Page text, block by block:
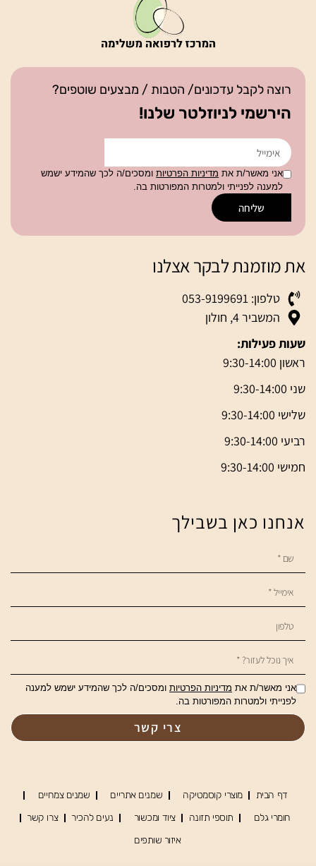
רוצה לקבל עדכונים/ הטבות / מבצעים שוטפים?
הירשמי לניוזלטר שלנו!
אני מאשר/ת את מדיניות הפרטיותומסכים/ה לכך שהמידע ישמש
למענה לפנייתי ולמטרות המפורטות בה.
שליחה
את מוזמנת לבקר אצלנו
טלפון: 053-9199691
המשביר 4, חולון
שעות פעילות:
ראשון 9:30-14:00
שני 9:30-14:00
שלישי 9:30-14:00
רביעי 9:30-14:00
חמישי 9:30-14:00
אנחנו כאן בשבילך
אני מאשר/ת את מדיניות הפרטיות ומסכים/ה לכך שהמידע ישמש למענה
לפנייתי ולמטרות המפורטות בה.
צרי קשר
דף הבית מוצרי קוסמטיקה שמנים אתריים
שמנים צמחיים
חומרי גלם
תוספי תזונה ציוד ומכשור נעים להכיר
צרו קשר
איזור שותפים